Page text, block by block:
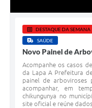
DESTAQUE DA SEMANA
SAÚDE
Novo Painel de
Acompanhe os casos
da Lapa A Prefeitura
painel de arboviroses
acompanhar, em
chikungunya no
site oficial e reúne